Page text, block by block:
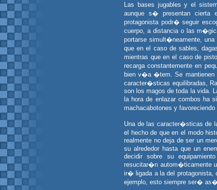
Las bases jugables y el
aunque s� presentan cierta
protagonista podr� seguir
cuerpo, a distancia o las
portarse simult�neamente,
que en el caso de sables,
mientras que en el caso de
recarga constantemente en
bien v�a �tem. Se mantienen
caracter�sticas equilibradas,
son los magos de toda la vida.
la hora de enlazar combos ha
machacabotones y
Una de las caracter�sticas de
el hecho de que en el modo
realmente no deja de ser un
su alrededor hasta que un
decidir sobre su
resucitar�n autom�ticamente
ir� ligada a la del protagonista,
ejemplo, esto siempre ser�